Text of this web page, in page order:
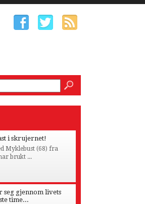
i skrujernet!
Myklebust (68) fra
brukt ...
seg gjennom livets
time...